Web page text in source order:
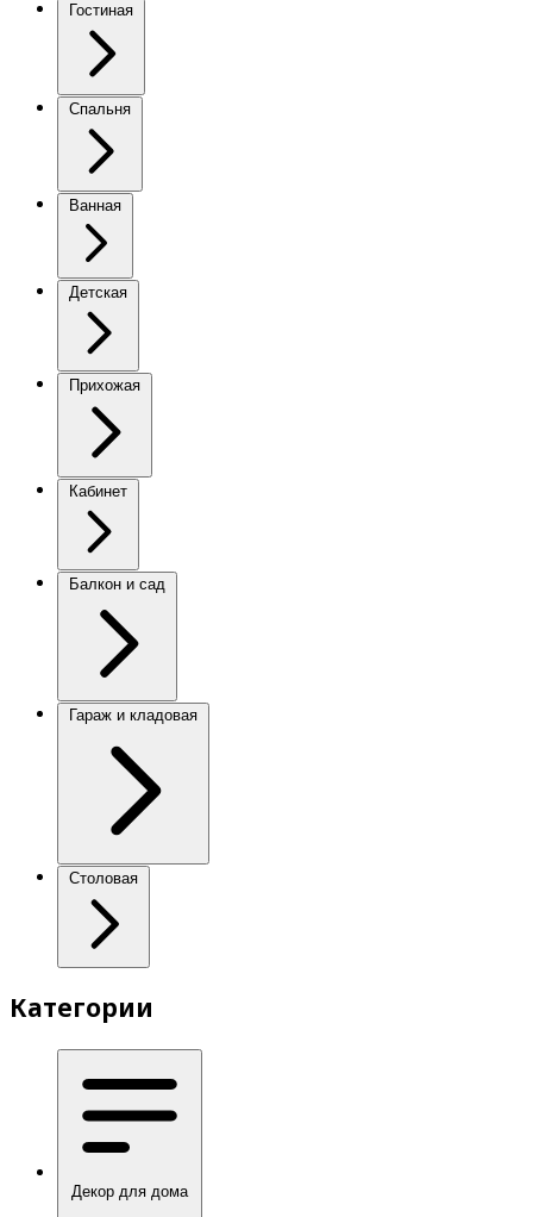
Гостиная
Спальня
Ванная
Детская
Прихожая
Кабинет
Балкон и сад
Гараж и кладовая
Столовая
Категории
Декор для дома